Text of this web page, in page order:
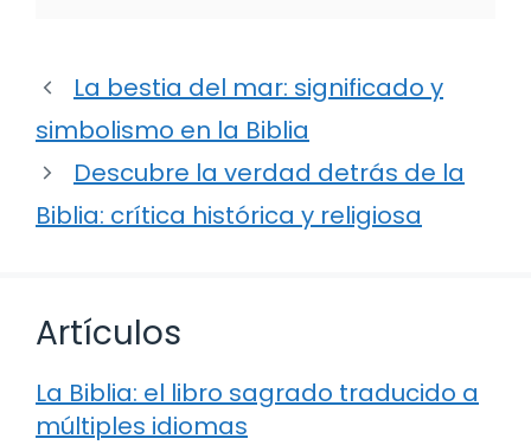
La bestia del mar: significado y
simbolismo en la Biblia
Descubre la verdad detrás de la
Biblia: crítica histórica y religiosa
Artículos
La Biblia: el libro sagrado traducido a
múltiples idiomas